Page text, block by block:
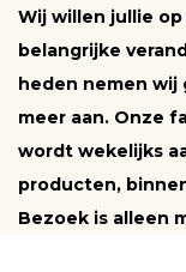
Ga
naar
inhoud
Wij willen jullie
belangrijke
heden nemen wij
meer aan. Onze
wordt wekelijks
producten,
Bezoek is alleen